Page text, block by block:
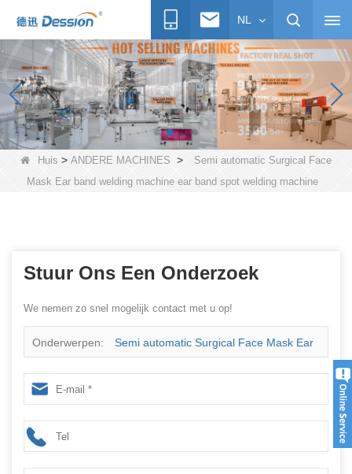
NL
Huis > ANDERE MACHINES >
Semi automatic Surgical Face
Mask Ear band welding machine ear band spot welding machine
Stuur Ons Een Onderzoek
We nemen zo snel mogelijk contact met u op!
Onderwerpen: Semi automatic Surgical Face Mask Ear
band welding machine ear band spot welding machine